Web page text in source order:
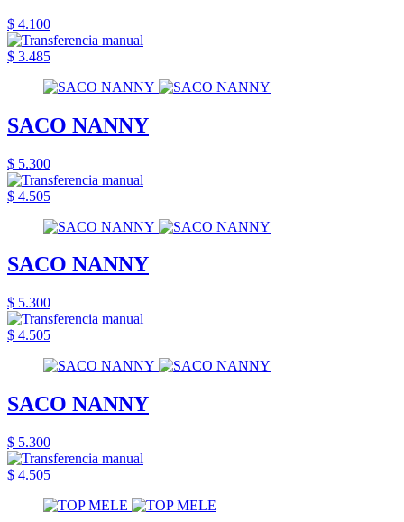
$ 4.100
$ 3.485
SACO NANNY
$ 5.300
$ 4.505
SACO NANNY
$ 5.300
$ 4.505
SACO NANNY
$ 5.300
$ 4.505